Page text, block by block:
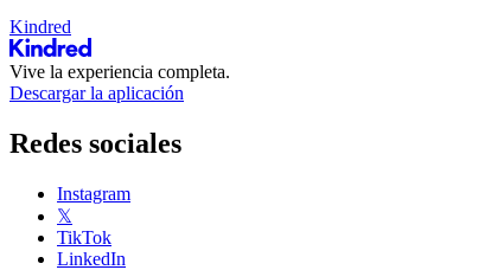
Kindred
Vive la experiencia completa.
Descargar la aplicación
Redes sociales
Instagram
𝕏
TikTok
LinkedIn